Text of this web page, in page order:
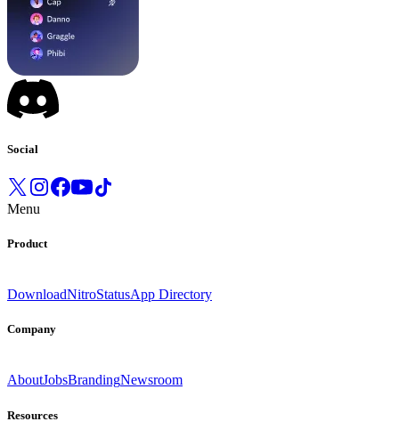
Social
Menu
Product
DownloadNitroStatusApp Directory
Company
AboutJobsBrandingNewsroom
Resources